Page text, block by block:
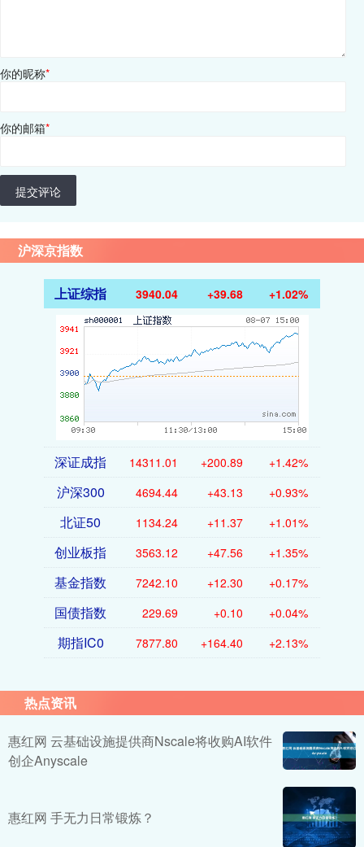
你的昵称*
你的邮箱*
提交评论
沪深京指数
上证综指 3940.04 +39.68 +1.02%
深证成指 14311.01 +200.89 +1.42%
沪深300 4694.44 +43.13 +0.93%
北证50 1134.24 +11.37 +1.01%
创业板指 3563.12 +47.56 +1.35%
基金指数 7242.10 +12.30 +0.17%
国债指数 229.69 +0.10 +0.04%
期指IC0 7877.80 +164.40 +2.13%
热点资讯
惠红网 云基础设施提供商Nscale将收购AI软件
创企Anyscale
惠红网 手无力日常锻炼？